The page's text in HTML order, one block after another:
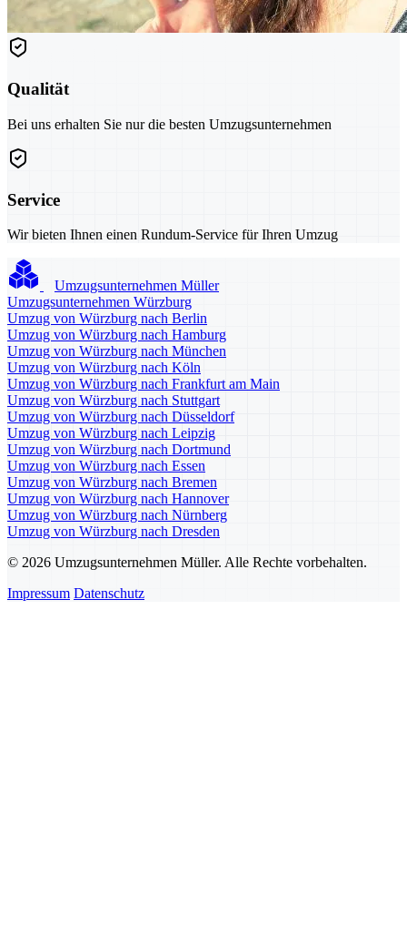
Qualität
Bei uns erhalten Sie nur die besten Umzugsunternehmen
Service
Wir bieten Ihnen einen Rundum-Service für Ihren Umzug
Umzugsunternehmen Müller
Umzugsunternehmen Würzburg
Umzug von Würzburg nach Berlin
Umzug von Würzburg nach Hamburg
Umzug von Würzburg nach München
Umzug von Würzburg nach Köln
Umzug von Würzburg nach Frankfurt am Main
Umzug von Würzburg nach Stuttgart
Umzug von Würzburg nach Düsseldorf
Umzug von Würzburg nach Leipzig
Umzug von Würzburg nach Dortmund
Umzug von Würzburg nach Essen
Umzug von Würzburg nach Bremen
Umzug von Würzburg nach Hannover
Umzug von Würzburg nach Nürnberg
Umzug von Würzburg nach Dresden
© 2026 Umzugsunternehmen Müller. Alle Rechte vorbehalten.
Impressum Datenschutz